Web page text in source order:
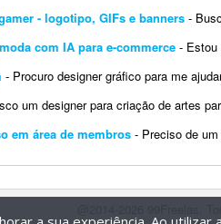
- logotipo, GIFs e banners - Buscamos
com IA para e-commerce - Estou criando
- Procuro designer gráfico para me ajudar nas postagens do meu
um designer para criação de artes para o
em área de membros - Preciso de um designer para